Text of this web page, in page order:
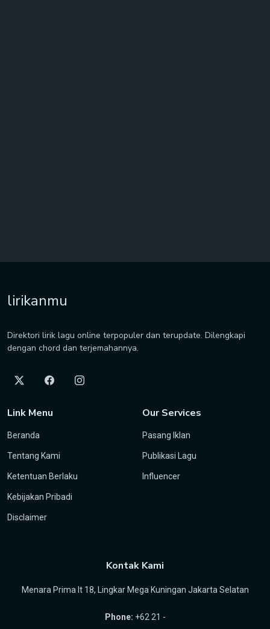
lirikanmu
Direktori lirik lagu online terpopuler dan terupdate. Dilengkapi
dengan chord dan terjemahannya.
Link Menu
Beranda
Tentang Kami
Ketentuan Berlaku
Kebijakan Pribadi
Disclaimer
Our Services
Pasang Iklan
Publikasi Lagu
Influencer
Kontak Kami
Menara Prima lt 18, Lingkar Mega Kuningan Jakarta Selatan
Phone: +62 21 -